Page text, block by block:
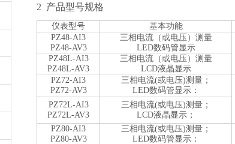
2 产品型号规格
仪表型号 基本功能
PZ48-AI3
PZ48-AV3
三相电流（或电压）测量
LED数码管显示
PZ48L-AI3
PZ48L-AV3
三相电流（或电压）测量
LCD液晶显示
PZ72-AI3
PZ72-AV3
三相电流(或电压)测量；
LED数码管显示：
PZ72L-AI3
PZ72L-AV3
三相电流(或电压)测量；
LCD液晶显示；
PZ80-AI3
PZ80-AV3
三相电流(或电压)测量；
LED数码管显示：